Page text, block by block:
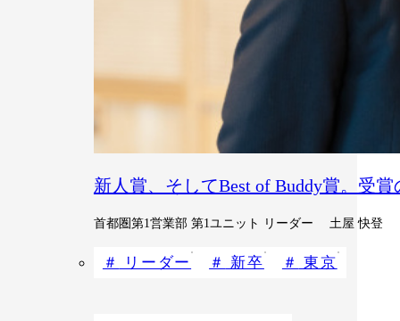
新人賞、そしてBest of Buddy賞。受
首都圏第1営業部 第1ユニット リーダー 土屋 快登
リーダー 新卒 東京